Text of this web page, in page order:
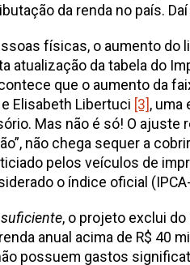
da renda no país.
físicas, o aumento do
atualização da tabela do
que o aumento da
e Elisabeth Libertuci [3], uma
Mas não é só! O
não chega sequer a
pelos veículos de
o índice oficial
, o projeto exclui
anual acima de R$ 40
possuem gastos